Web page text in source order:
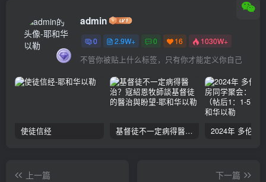
admin
0 2.9W+ 0 16 1030W+
不管你被贴上什么标签，只有你才能定义你自己
使徒信经 基督徒不一定病得醫治？寇紹恩牧師談基督徒的醫治與盼望
上一篇
下一篇